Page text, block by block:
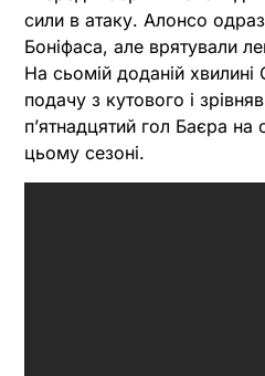
сили в атаку. Алонсо
Боніфаса, але врятували
На сьомій доданій
подачу з кутового і
пʼятнадцятий гол Баєра на
цьому сезоні.